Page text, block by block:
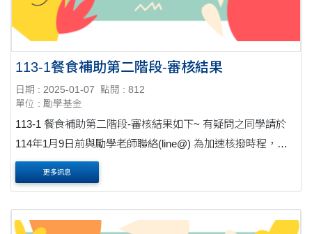
113-1餐食補助第二階段-審核結果
日期 : 2025-01-07
點閱 : 812
單位 : 勵學基金
113-1 餐食補助第二階段-審核結果如下~ 有疑問之同學請於
114年1月9日前與勵學老師聯絡(line@) 為加速核撥時程，請
同學務必進酷幣網頁檢查自己的收款帳號是否有key錯(請核
對存摺封面)。 多元培育資料庫(酷....
更多訊息